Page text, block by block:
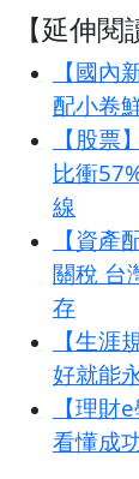
【延伸閱
【國內
配小卷
【股票
比衝
線
【資產
關稅 台
存
【生涯
好就能
【理財
看懂成